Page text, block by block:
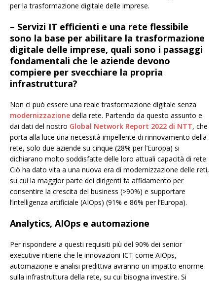
per la trasformazione digitale delle imprese.
– Servizi IT efficienti e una rete flessibile
sono la base per abilitare la trasformazione
digitale delle imprese, quali sono i passaggi
fondamentali che le aziende devono
compiere per svecchiare la propria
infrastruttura?
Non ci può essere una reale trasformazione digitale senza
modernizzazione della rete. Partendo da questo assunto e
dai dati del nostro Global Network Report 2022 di NTT, che
porta alla luce una necessità impellente di rinnovamento della
rete, solo due aziende su cinque (28% per l’Europa) si
dichiarano molto soddisfatte delle loro attuali capacità di rete.
Ciò ha dato vita a una nuova era di modernizzazione delle reti,
su cui la maggior parte dei dirigenti fa affidamento per
consentire la crescita del business (>90%) e supportare
l’intelligenza artificiale (AIOps) (91% e 86% per l’Europa).
Analytics, AIOps e automazione
Per rispondere a questi requisiti più del 90% dei senior
executive ritiene che le innovazioni ICT come AIOps,
automazione e analisi predittiva avranno un impatto enorme
sulla infrastruttura della rete, su cui bisogna investire. Si